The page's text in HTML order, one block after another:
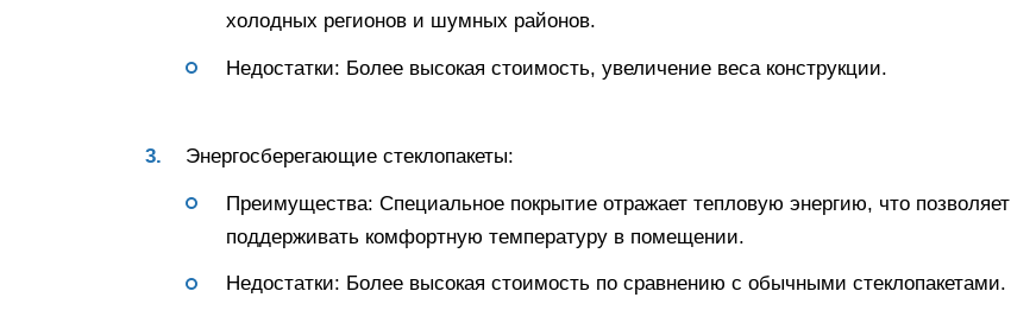
холодных регионов и шумных районов.
Недостатки: Более высокая стоимость, увеличение веса конструкции.
Энергосберегающие стеклопакеты:
Преимущества: Специальное покрытие отражает тепловую энергию, что позволяет
поддерживать комфортную температуру в помещении.
Недостатки: Более высокая стоимость по сравнению с обычными стеклопакетами.